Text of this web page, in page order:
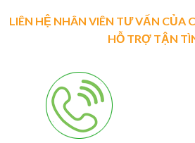
LIÊN HỆ NHÂN VIÊN TƯ VẤN CỦA
HỖ TRỢ TẬN